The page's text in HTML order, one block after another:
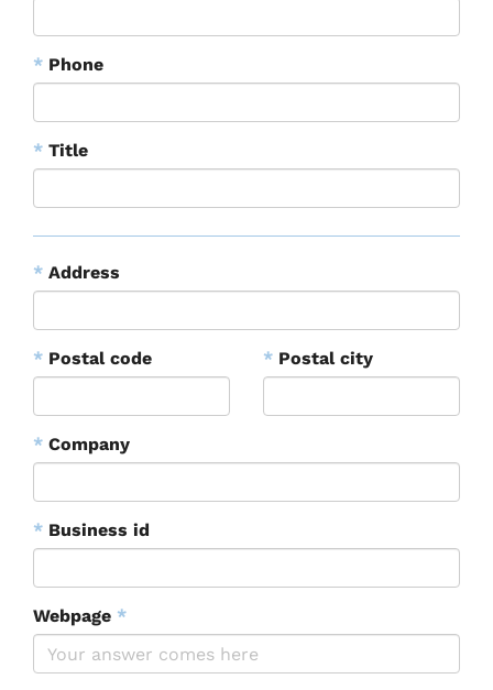
* Phone
* Title
* Address
* Postal code * Postal city
* Company
* Business id
Webpage *